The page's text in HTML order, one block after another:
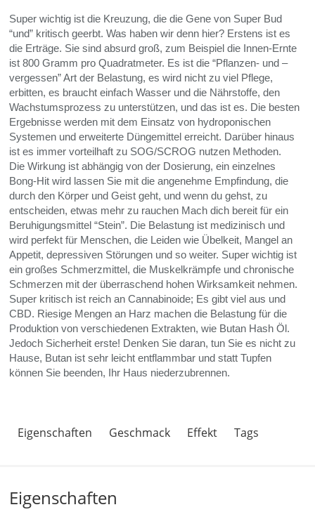
Super wichtig ist die Kreuzung, die die Gene von Super Bud
“und” kritisch geerbt. Was haben wir denn hier? Erstens ist es
die Erträge. Sie sind absurd groß, zum Beispiel die Innen-Ernte
ist 800 Gramm pro Quadratmeter. Es ist die “Pflanzen- und –
vergessen” Art der Belastung, es wird nicht zu viel Pflege,
erbitten, es braucht einfach Wasser und die Nährstoffe, den
Wachstumsprozess zu unterstützen, und das ist es. Die besten
Ergebnisse werden mit dem Einsatz von hydroponischen
Systemen und erweiterte Düngemittel erreicht. Darüber hinaus
ist es immer vorteilhaft zu SOG/SCROG nutzen Methoden.
Die Wirkung ist abhängig von der Dosierung, ein einzelnes
Bong-Hit wird lassen Sie mit die angenehme Empfindung, die
durch den Körper und Geist geht, und wenn du gehst, zu
entscheiden, etwas mehr zu rauchen Mach dich bereit für ein
Beruhigungsmittel “Stein”. Die Belastung ist medizinisch und
wird perfekt für Menschen, die Leiden wie Übelkeit, Mangel an
Appetit, depressiven Störungen und so weiter. Super wichtig ist
ein großes Schmerzmittel, die Muskelkrämpfe und chronische
Schmerzen mit der überraschend hohen Wirksamkeit nehmen.
Super kritisch ist reich an Cannabinoide; Es gibt viel aus und
CBD. Riesige Mengen an Harz machen die Belastung für die
Produktion von verschiedenen Extrakten, wie Butan Hash Öl.
Jedoch Sicherheit erste! Denken Sie daran, tun Sie es nicht zu
Hause, Butan ist sehr leicht entflammbar und statt Tupfen
können Sie beenden, Ihr Haus niederzubrennen.
Eigenschaften Geschmack Effekt Tags
Eigenschaften